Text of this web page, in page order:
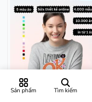
Sản phẩm Tìm kiếm